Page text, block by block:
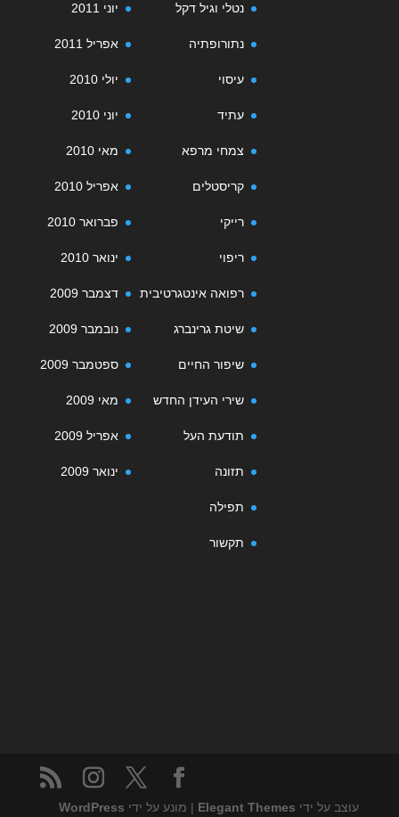
יוני 2011
אפריל 2011
יולי 2010
יוני 2010
מאי 2010
אפריל 2010
פברואר 2010
ינואר 2010
דצמבר 2009
נובמבר 2009
ספטמבר 2009
מאי 2009
אפריל 2009
ינואר 2009
נטלי וגיל דקל
נתורופתיה
עיסוי
עתיד
צמחי מרפא
קריסטלים
רייקי
ריפוי
רפואה אינטגרטיבית
שיטת גרינברג
שיפור החיים
שירי העידן החדש
תודעת העל
תזונה
תפילה
תקשור
עוצב על ידי Elegant Themes | מונע על ידי WordPress